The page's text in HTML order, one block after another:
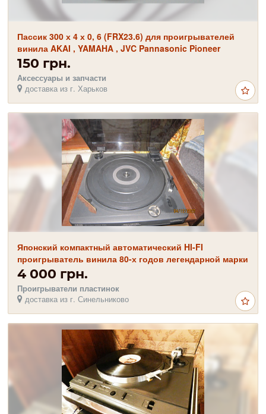
Пассик 300 х 4 х 0, 6 (FRX23.6) для проигрывателей
винила AKAI , YAMAHA , JVC Pannasonic Pioneer
150 грн.
Аксессуары и запчасти
доставка из г. Харьков
Японский компактный автоматический HI-FI
проигрыватель винила 80-х годов легендарной марки
AKAI AP-M
4 000 грн.
Проигрыватели пластинок
доставка из г. Синельниково